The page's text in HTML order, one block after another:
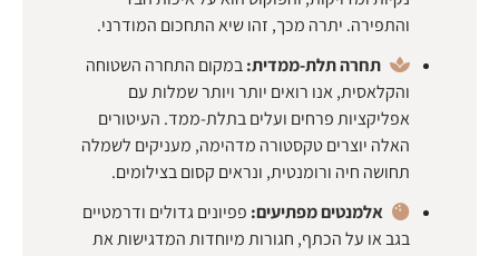
והתפירה. יתרה מכך, זהו שיא התחכום המודרני.
תחרה תלת-ממדית:במקום התחרה השטוחה
והקלאסית, אנו רואים יותר ויותר שמלות עם
אפליקציות פרחים ועלים בתלת-ממד. העיטורים
האלה יוצרים טקסטורה מדהימה, מעניקים לשמלה
תחושה חיה ורומנטית, ונראים קסום בצילומים.
אלמנטים מפתיעים: פפיונים גדולים ודרמטיים
בגב או על הכתף, חגורות מיוחדות המדגישות את